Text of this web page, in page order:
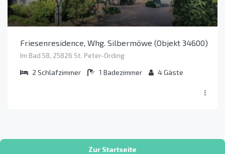
Friesenresidence, Whg. Silbermöwe (Objekt 34600)
Im Bad 58, 25826 St. Peter-Ording
2 Schlafzimmer 1 Badezimmer 4Gäste
Zur Startseite